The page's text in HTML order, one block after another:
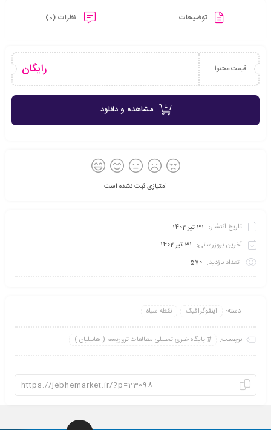
توضیحات نظرات (0)
قیمت محتوا رایگان
مشاهده و دانلود
امتیازی ثبت نشده است
تاریخ انتشار: 31 تیر 1402
آخرین بروزرسانی: 31 تیر 1402
تعداد بازدید: 570
دسته: اینفو‌گرافیک نقطه سیاه
برچسب: پایگاه خبری تحلیلی مطالعات تروریسم ( هابیلیان )